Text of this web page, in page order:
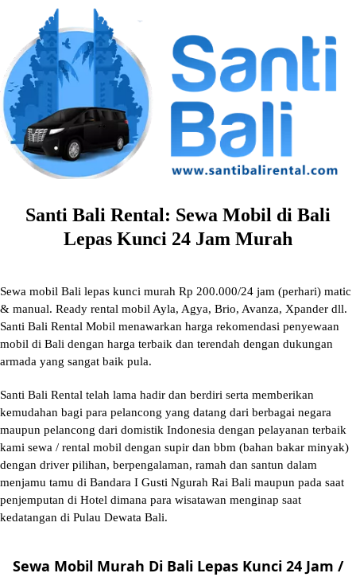
content
Santi Bali Rental: Sewa Mobil di Bali
Lepas Kunci 24 Jam Murah
Sewa mobil Bali lepas kunci murah Rp 200.000/24 jam (perhari) matic
& manual. Ready rental mobil Ayla, Agya, Brio, Avanza, Xpander dll.
Santi Bali Rental Mobil menawarkan harga rekomendasi penyewaan
mobil di Bali dengan harga terbaik dan terendah dengan dukungan
armada yang sangat baik pula.
Santi Bali Rental telah lama hadir dan berdiri serta memberikan
kemudahan bagi para pelancong yang datang dari berbagai negara
maupun pelancong dari domistik Indonesia dengan pelayanan terbaik
kami sewa / rental mobil dengan supir dan bbm (bahan bakar minyak)
dengan driver pilihan, berpengalaman, ramah dan santun dalam
menjamu tamu di Bandara I Gusti Ngurah Rai Bali maupun pada saat
penjemputan di Hotel dimana para wisatawan menginap saat
kedatangan di Pulau Dewata Bali.
Sewa Mobil Murah Di Bali Lepas Kunci 24 Jam /